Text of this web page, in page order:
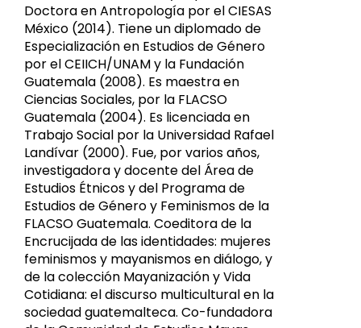
Doctora en Antropología por el CIESAS
México (2014). Tiene un diplomado de
Especialización en Estudios de Género
por el CEIICH/UNAM y la Fundación
Guatemala (2008). Es maestra en
Ciencias Sociales, por la FLACSO
Guatemala (2004). Es licenciada en
Trabajo Social por la Universidad Rafael
Landívar (2000). Fue, por varios años,
investigadora y docente del Área de
Estudios Étnicos y del Programa de
Estudios de Género y Feminismos de la
FLACSO Guatemala. Coeditora de la
Encrucijada de las identidades: mujeres
feminismos y mayanismos en diálogo, y
de la colección Mayanización y Vida
Cotidiana: el discurso multicultural en la
sociedad guatemalteca. Co-fundadora